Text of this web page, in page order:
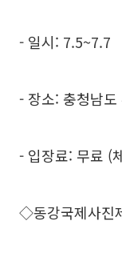
- 일시: 7.5~7.7
- 장소: 충청남
- 입장료: 무료 (
◇동강국제사진